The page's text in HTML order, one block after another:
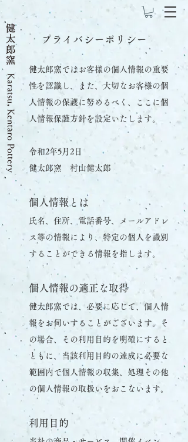
プライバシーポリシー
健太郎窯ではお客様の個人情報の重要
性を認識し、また、大切なお客様の個
人情報の保護に努めるべく、ここに個
人情報保護方針を設定いたします。
令和2年5月2日
健太郎窯 村山健太郎
個人情報とは
氏名、住所、電話番号、メールアドレ
ス等の情報により、特定の個人を識別
することができる情報を指します。
個人情報の適正な取得
健太郎窯では、必要に応じて、個人情
報をお伺いすることがございます。そ
の場合、その利用目的を明確にすると
ともに、当該利用目的の達成に必要な
範囲内で個人情報の収集、処理その他
の個人情報の取扱いをおこないます。
利用目的